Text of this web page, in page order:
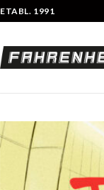
ETABL. 1991